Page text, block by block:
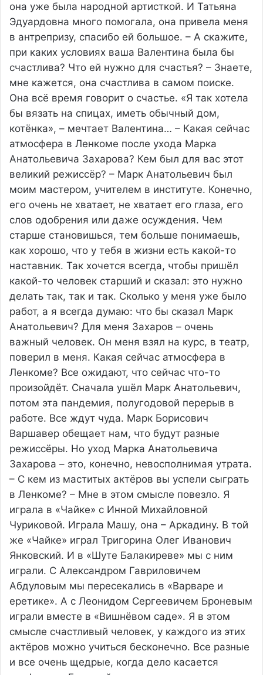
она уже была народной артисткой. И Татьяна
Эдуардовна много помогала, она привела меня
в антрепризу, спасибо ей большое. – А скажите,
при каких условиях ваша Валентина была бы
счастлива? Что ей нужно для счастья? – Знаете,
мне кажется, она счастлива в самом поиске.
Она всё время говорит о счастье. «Я так хотела
бы вязать на спицах, иметь обычный дом,
котёнка», – мечтает Валентина… – Какая сейчас
атмосфера в Ленкоме после ухода Марка
Анатольевича Захарова? Кем был для вас этот
великий режиссёр? – Марк Анатольевич был
моим мастером, учителем в институте. Конечно,
его очень не хватает, не хватает его глаза, его
слов одобрения или даже осуждения. Чем
старше становишься, тем больше понимаешь,
как хорошо, что у тебя в жизни есть какой-то
наставник. Так хочется всегда, чтобы пришёл
какой-то человек старший и сказал: это нужно
делать так, так и так. Сколько у меня уже было
работ, а я всегда думаю: что бы сказал Марк
Анатольевич? Для меня Захаров – очень
важный человек. Он меня взял на курс, в театр,
поверил в меня. Какая сейчас атмосфера в
Ленкоме? Все ожидают, что сейчас что-то
произойдёт. Сначала ушёл Марк Анатольевич,
потом эта пандемия, полугодовой перерыв в
работе. Все ждут чуда. Марк Борисович
Варшавер обещает нам, что будут разные
режиссёры. Но уход Марка Анатольевича
Захарова – это, конечно, невосполнимая утрата.
– С кем из маститых актёров вы успели сыграть
в Ленкоме? – Мне в этом смысле повезло. Я
играла в «Чайке» с Инной Михайловной
Чуриковой. Играла Машу, она – Аркадину. В той
же «Чайке» играл Тригорина Олег Иванович
Янковский. И в «Шуте Балакиреве» мы с ним
играли. С Александром Гавриловичем
Абдуловым мы пересекались в «Варваре и
еретике». А с Леонидом Сергеевичем Броневым
играли вместе в «Вишнёвом саде». Я в этом
смысле счастливый человек, у каждого из этих
актёров можно учиться бесконечно. Все разные
и все очень щедрые, когда дело касается